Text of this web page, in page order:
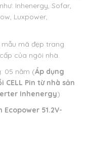
Inhenergy, Sofar,
Luxpower,
mã đẹp trang
của ngôi nhà.
05 năm (Áp dụng
CELL Pin từ nhà sản
Inhenergy)
51.2V-